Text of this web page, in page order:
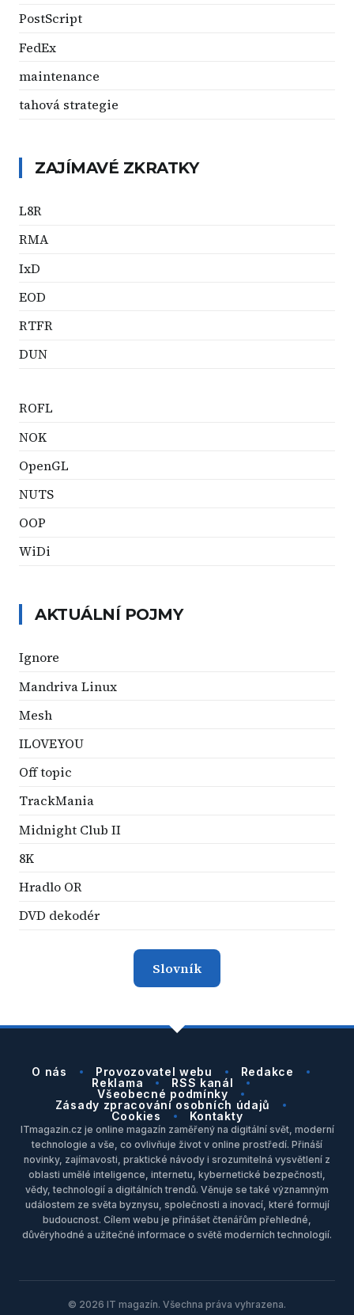
PostScript
FedEx
maintenance
tahová strategie
ZAJÍMAVÉ ZKRATKY
L8R
RMA
IxD
EOD
RTFR
DUN
ROFL
NOK
OpenGL
NUTS
OOP
WiDi
AKTUÁLNÍ POJMY
Ignore
Mandriva Linux
Mesh
ILOVEYOU
Off topic
TrackMania
Midnight Club II
8K
Hradlo OR
DVD dekodér
Slovník
O nás Provozovatel webu
Redakce
Reklama
RSS kanál
Všeobecné podmínky
Zásady zpracování osobních údajů
Cookies
Kontakty
ITmagazin.cz je online magazín zaměřený na digitální svět, moderní
technologie a vše, co ovlivňuje život v online prostředí. Přináší
novinky, zajímavosti, praktické návody i srozumitelná vysvětlení z
oblasti umělé inteligence, internetu, kybernetické bezpečnosti,
vědy, technologií a digitálních trendů. Věnuje se také významným
událostem ze světa byznysu, společnosti a inovací, které formují
budoucnost. Cílem webu je přinášet čtenářům přehledné,
důvěryhodné a užitečné informace o světě moderních technologií.
© 2026 IT magazín. Všechna práva vyhrazena.